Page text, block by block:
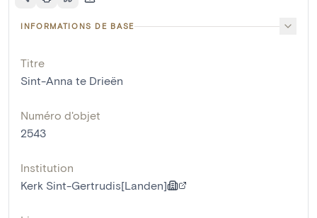
INFORMATIONS DE BASE
Titre
Sint-Anna te Drieën
Numéro d'objet
2543
Institution
Kerk Sint-Gertrudis[Landen]